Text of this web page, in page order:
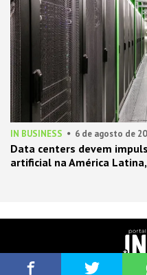
IN BUSINESS 6 de agosto de
Data centers devem
artificial na América